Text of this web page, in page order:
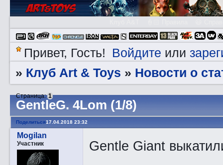
Привет, Гость! Войдите или
» Клуб Art & Toys » Новости о
GеntleG. 4Lom (1/8)
Страница:1
Поделиться17.04.2018 23:32
Mogilan
Участник
Gentle Giant